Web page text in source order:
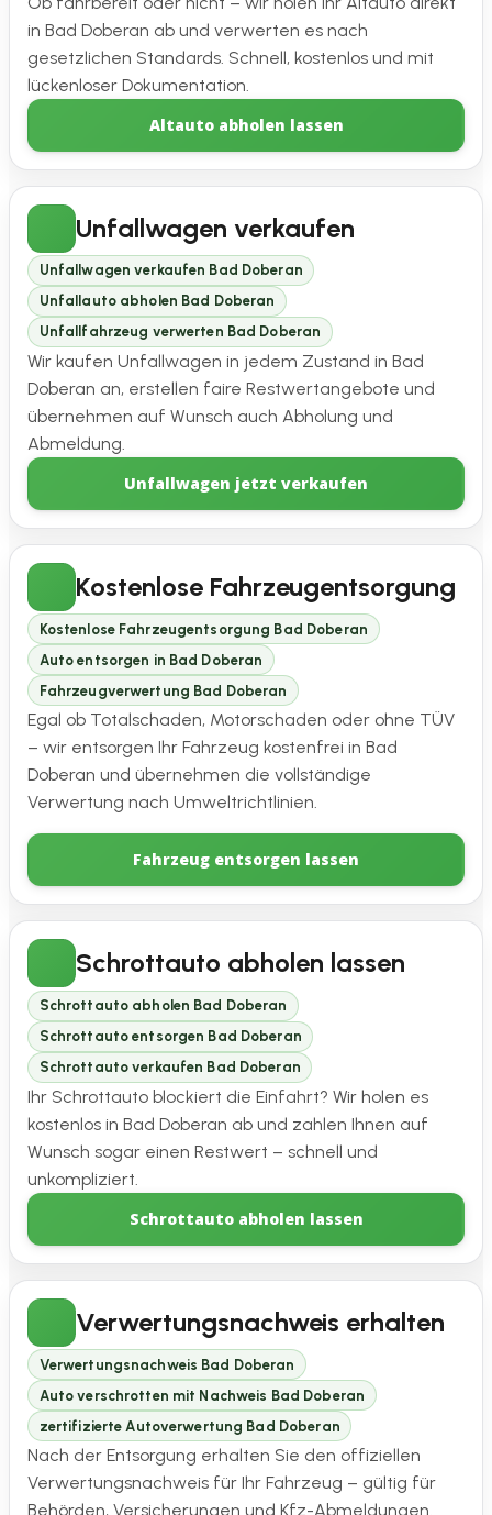
in Bad Doberan ab und verwerten es nach
gesetzlichen Standards. Schnell, kostenlos und mit
lückenloser Dokumentation.
Altauto abholen lassen
Unfallwagen verkaufen
Unfallwagen verkaufen Bad Doberan
Unfallauto abholen Bad Doberan
Unfallfahrzeug verwerten Bad Doberan
Wir kaufen Unfallwagen in jedem Zustand in Bad
Doberan an, erstellen faire Restwertangebote und
übernehmen auf Wunsch auch Abholung und
Abmeldung.
Unfallwagen jetzt verkaufen
Kostenlose Fahrzeugentsorgung
Kostenlose Fahrzeugentsorgung Bad Doberan
Auto entsorgen in Bad Doberan
Fahrzeugverwertung Bad Doberan
Egal ob Totalschaden, Motorschaden oder ohne TÜV
– wir entsorgen Ihr Fahrzeug kostenfrei in Bad
Doberan und übernehmen die vollständige
Verwertung nach Umweltrichtlinien.
Fahrzeug entsorgen lassen
Schrottauto abholen lassen
Schrottauto abholen Bad Doberan
Schrottauto entsorgen Bad Doberan
Schrottauto verkaufen Bad Doberan
Ihr Schrottauto blockiert die Einfahrt? Wir holen es
kostenlos in Bad Doberan ab und zahlen Ihnen auf
Wunsch sogar einen Restwert – schnell und
unkompliziert.
Schrottauto abholen lassen
Verwertungsnachweis erhalten
Verwertungsnachweis Bad Doberan
Auto verschrotten mit Nachweis Bad Doberan
zertifizierte Autoverwertung Bad Doberan
Nach der Entsorgung erhalten Sie den offiziellen
Verwertungsnachweis für Ihr Fahrzeug – gültig für
Behörden, Versicherungen und Kfz-Abmeldungen.